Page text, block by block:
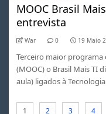
MOOC Brasil
entrevista
War 0 19 Maio
Terceiro maior
(MOOC) o Brasil Mais TI
aula) ligados à
1 2 3 4